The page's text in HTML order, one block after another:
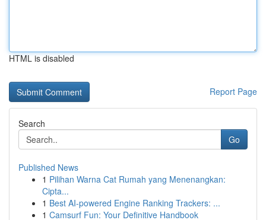
HTML is disabled
Report Page
Search
Go
Published News
1 Pilihan Warna Cat Rumah yang Menenangkan:
Cipta...
1 Best AI-powered Engine Ranking Trackers: ...
1 Camsurf Fun: Your Definitive Handbook